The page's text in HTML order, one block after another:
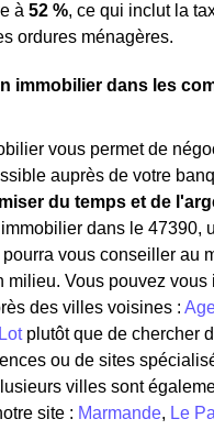
à 52 %, ce qui inclut la
ordures ménagères.
immobilier dans les
vous permet de
auprès de votre
du temps et de
dans le 47390,
vous conseiller au
milieu. Vous pouvez vous
des villes voisines :
plutôt que de chercher
ou de sites
villes sont
site : Marmande, Le